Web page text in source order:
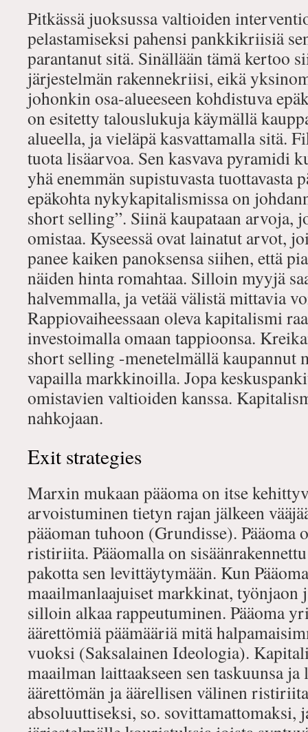
Pitkässä juoksussa valtioiden
pelastamiseksi pahensi pankkikriisiä
parantanut sitä. Sinällään tämä kertoo
järjestelmän rakennekriisi, eikä
johonkin osa-alueeseen kohdistuva
on esitetty talouslukuja käymällä
alueella, ja vieläpä kasvattamalla sitä.
tuota lisäarvoa. Sen kasvava pyramidi
yhä enemmän supistuvasta tuottavasta
epäkohta nykykapitalismissa on
short selling”. Siinä kaupataan arvoja,
omistaa. Kyseessä ovat lainatut arvot,
panee kaiken panoksensa siihen, että
näiden hinta romahtaa. Silloin myyjä
halvemmalla, ja vetää välistä mittavia
Rappiovaiheessaan oleva kapitalismi
investoimalla omaan tappioonsa.
short selling -menetelmällä kaupannut
vapailla markkinoilla. Jopa
omistavien valtioiden kanssa.
nahkojaan.
Exit strategies
Marxin mukaan pääoma on itse
arvoistuminen tietyn rajan jälkeen
pääoman tuhoon (Grundisse). Pääoma
ristiriita. Pääomalla on
pakotta sen levittäytymään. Kun
maailmanlaajuiset markkinat, työnjaon
silloin alkaa rappeutuminen. Pääoma
äärettömiä päämääriä mitä
vuoksi (Saksalainen Ideologia).
maailman laittaakseen sen taskuunsa
äärettömän ja äärellisen välinen
absoluuttiseksi, so. sovittamattomaksi,